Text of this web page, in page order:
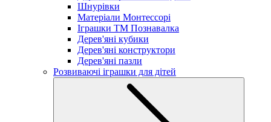
Шнурівки
Матеріали Монтессорі
Іграшки ТМ Познавалка
Дерев'яні кубики
Дерев'яні конструктори
Дерев'яні пазли
Розвиваючі іграшки для дітей